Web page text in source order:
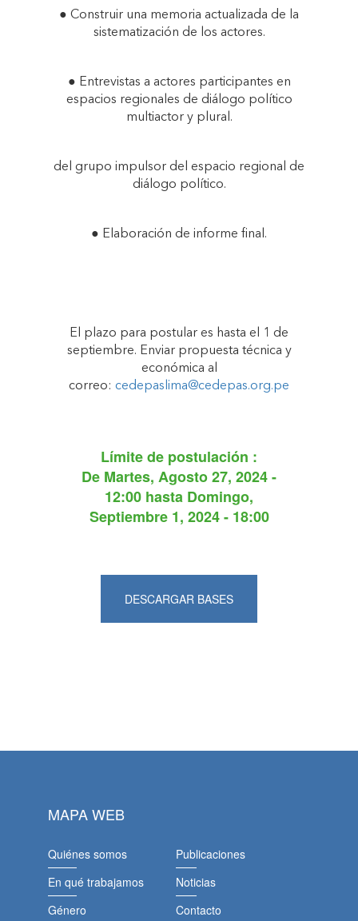
● Construir una memoria actualizada de la
sistematización de los actores.
● Entrevistas a actores participantes en
espacios regionales de diálogo político
multiactor y plural.
del grupo impulsor del espacio regional de
diálogo político.
● Elaboración de informe final.
El plazo para postular es hasta el 1 de
septiembre. Enviar propuesta técnica y
económica al
correo: cedepaslima@cedepas.org.pe
Límite de postulación :
De Martes, Agosto 27, 2024 -
12:00 hasta Domingo,
Septiembre 1, 2024 - 18:00
DESCARGAR BASES
MAPA WEB
Quiénes somos
En qué trabajamos
Género
Publicaciones
Noticias
Contacto